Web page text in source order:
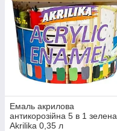
Емаль акрилова
антикорозійна 5 в 1 зелена
Akrilika 0,35 л